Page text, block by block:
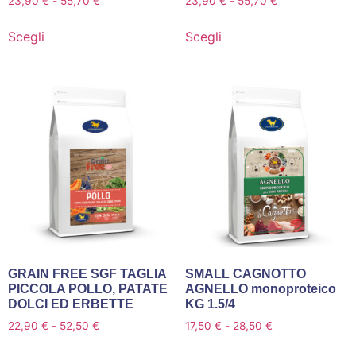
Scegli Scegli
GRAIN FREE SGF TAGLIA
PICCOLA POLLO, PATATE
DOLCI ED ERBETTE
22,90 € - 52,50 €
SMALL CAGNOTTO
AGNELLO monoproteico
KG 1.5/4
17,50 € - 28,50 €